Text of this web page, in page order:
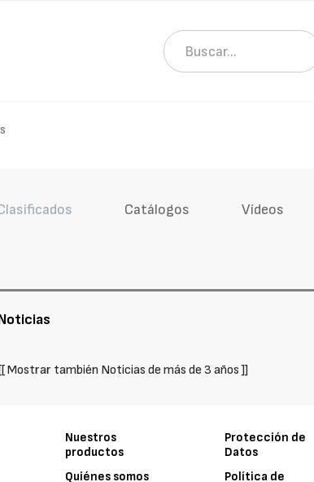
Catálogos Vídeos
Mostrar también Noticias de más de 3 años ]]
Nuestros
productos
Quiénes somos
Protección de
Datos
Política de